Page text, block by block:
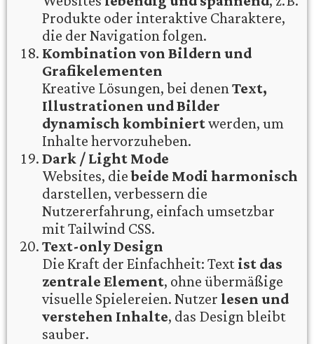
Produkte oder interaktive Charaktere,
die der Navigation folgen.
Kombination von Bildern und
Grafikelementen
Kreative Lösungen, bei denenText,
Illustrationen und Bilder
dynamisch kombiniertwerden, um
Inhalte hervorzuheben.
Dark / Light Mode
Websites, diebeide Modi harmonisch
darstellen, verbessern die
Nutzererfahrung, einfach umsetzbar
mit Tailwind CSS.
Text-only Design
Die Kraft der Einfachheit: Text ist das
zentrale Element, ohne übermäßige
visuelle Spielereien. Nutzer lesen und
verstehen Inhalte, das Design bleibt
sauber.